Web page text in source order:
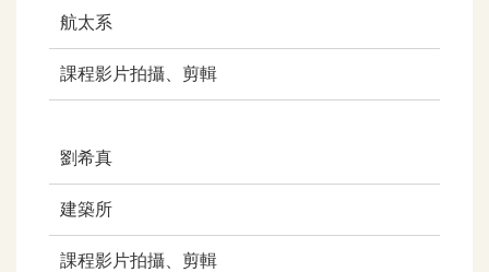
航太系
課程影片拍攝、剪輯
劉希真
建築所
課程影片拍攝、剪輯